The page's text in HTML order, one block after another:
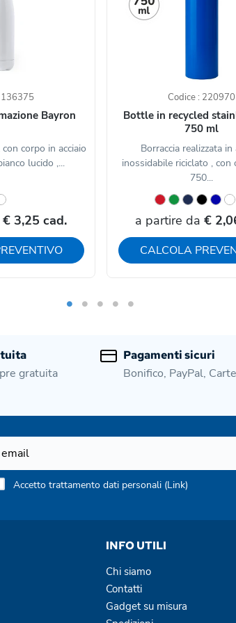
136375
Bayron
corpo in acciaio
lucido ,...
€ 3,25 cad.
Codice : 220970
Bottle in recycled
750 ml
Borraccia realizzata in
inossidabile riciclato , con
750...
a partire da €
CALCOLA
gratuita
Pagamenti sicuri
Bonifico, PayPal,
Accetto trattamento dati personali (Link)
INFO UTILI
Chi siamo
Contatti
Gadget su misura